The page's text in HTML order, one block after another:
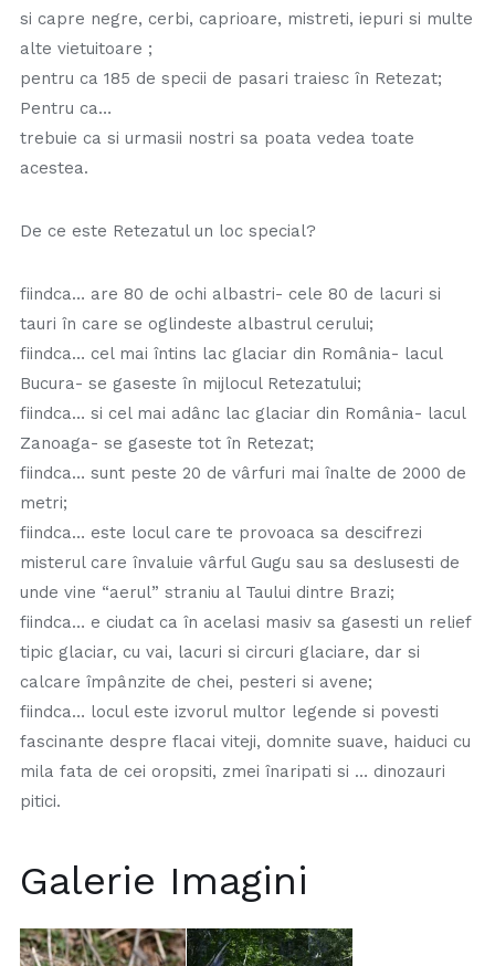
si capre negre, cerbi, caprioare, mistreti, iepuri si multe
alte vietuitoare ;
pentru ca 185 de specii de pasari traiesc în Retezat;
Pentru ca…
trebuie ca si urmasii nostri sa poata vedea toate
acestea.
De ce este Retezatul un loc special?
fiindca… are 80 de ochi albastri- cele 80 de lacuri si
tauri în care se oglindeste albastrul cerului;
fiindca… cel mai întins lac glaciar din România- lacul
Bucura- se gaseste în mijlocul Retezatului;
fiindca… si cel mai adânc lac glaciar din România- lacul
Zanoaga- se gaseste tot în Retezat;
fiindca… sunt peste 20 de vârfuri mai înalte de 2000 de
metri;
fiindca… este locul care te provoaca sa descifrezi
misterul care învaluie vârful Gugu sau sa deslusesti de
unde vine “aerul” straniu al Taului dintre Brazi;
fiindca… e ciudat ca în acelasi masiv sa gasesti un relief
tipic glaciar, cu vai, lacuri si circuri glaciare, dar si
calcare împânzite de chei, pesteri si avene;
fiindca… locul este izvorul multor legende si povesti
fascinante despre flacai viteji, domnite suave, haiduci cu
mila fata de cei oropsiti, zmei înaripati si … dinozauri
pitici.
Galerie Imagini